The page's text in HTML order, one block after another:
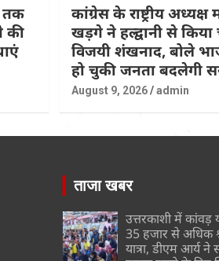
तक
की
कांग्रेस के राष्ट्रीय अध्यक्ष
खड़गे ने हल्द्वानी से
विजयी शंखनाद, बोले
हो चुकी जनता बदलेगी
August 9, 2026 admin
ताजा खबर
उत्तरकाशी में कांवड़
35 हजार से अधिक
यात्रा, डीएम आर्य ने